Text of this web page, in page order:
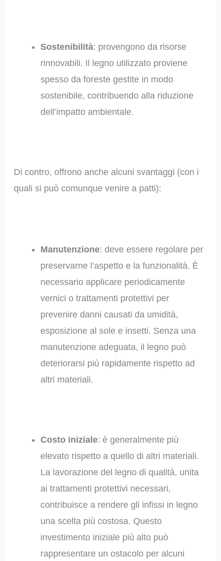
Sostenibilità: provengono da risorse
rinnovabili. Il legno utilizzato proviene
spesso da foreste gestite in modo
sostenibile, contribuendo alla riduzione
dell’impatto ambientale.
Di contro, offrono anche alcuni svantaggi (con i
quali si può comunque venire a patti):
Manutenzione: deve essere regolare per
preservarne l’aspetto e la funzionalità. È
necessario applicare periodicamente
vernici o trattamenti protettivi per
prevenire danni causati da umidità,
esposizione al sole e insetti. Senza una
manutenzione adeguata, il legno può
deteriorarsi più rapidamente rispetto ad
altri materiali.
Costo iniziale: è generalmente più
elevato rispetto a quello di altri materiali.
La lavorazione del legno di qualità, unita
ai trattamenti protettivi necessari,
contribuisce a rendere gli infissi in legno
una scelta più costosa. Questo
investimento iniziale più alto può
rappresentare un ostacolo per alcuni